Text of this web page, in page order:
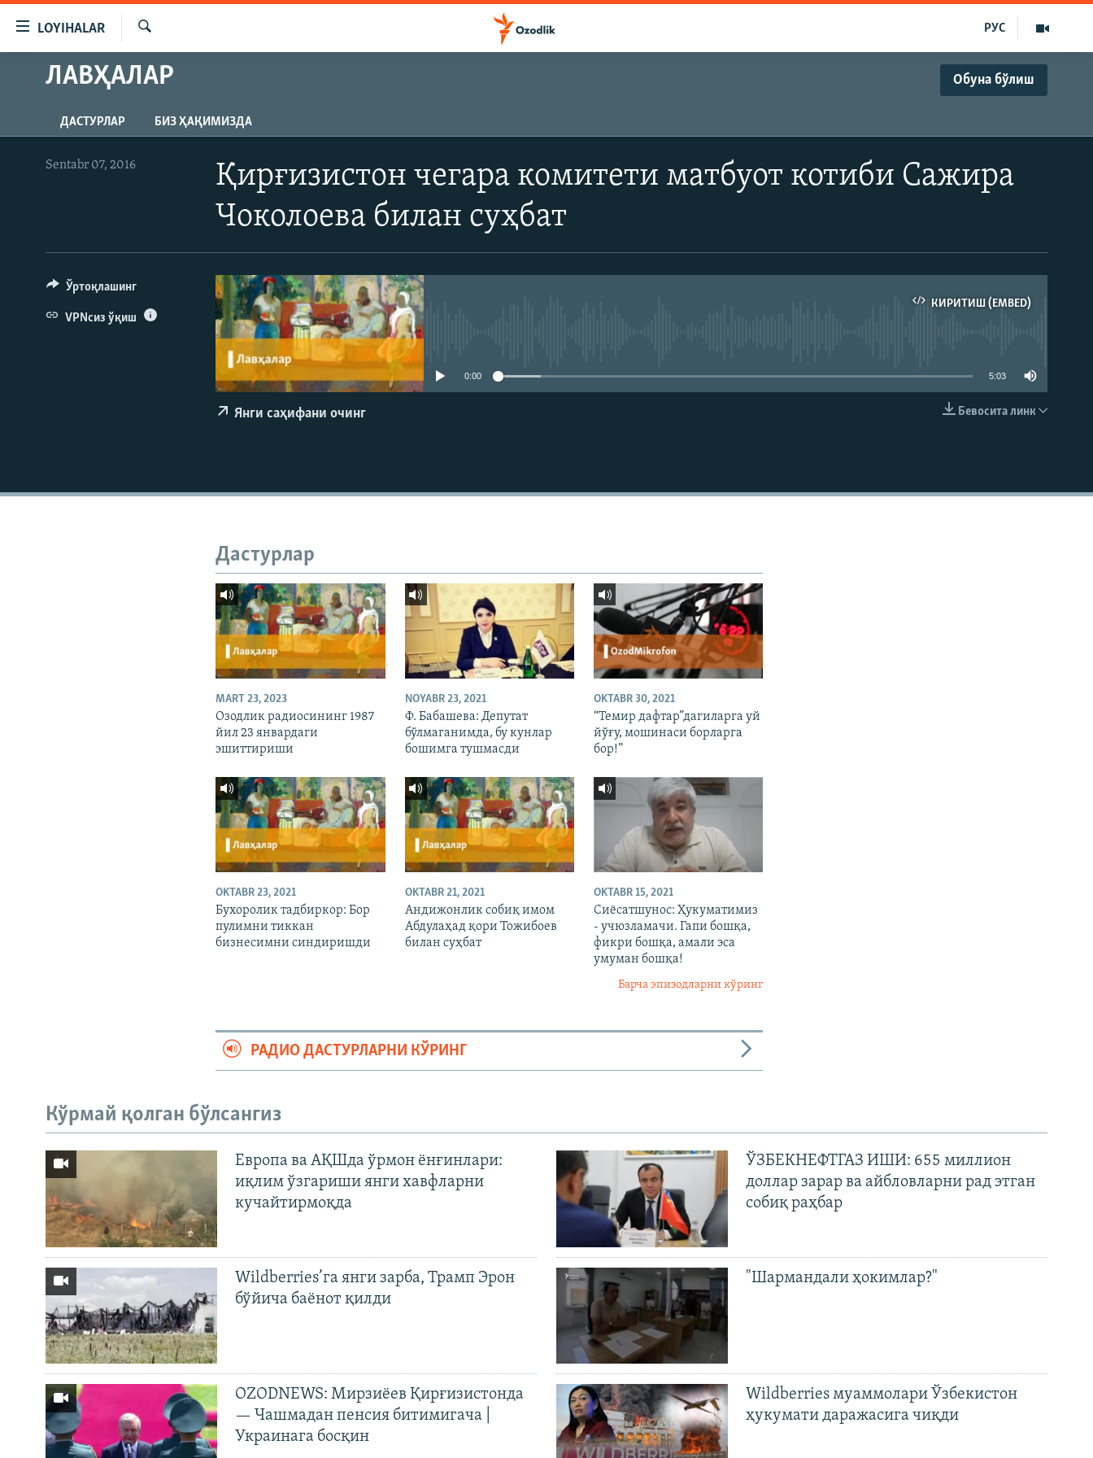
Бош
мавзуларга
навигацияга
ўтинг
Қидиришга
LOYIHALAR
OZODLIK SURISHTIRUVLARI
OZODARXIV
РУС
ЛАВҲАЛАР Обуна бўлиш
Apple подкастлар
ДАСТУРЛАР БИЗ ҲАҚИМИЗДА
Қирғизистон чегара комитети матбуот котиби Сажира
Чоколоева билан суҳбат
Sentabr 07, 2016
КИРИТИШ (EMBED)
0:00 5:03
Бевосита линк
Янги саҳифани очинг
Ўртоқлашинг
VPNсиз ўқиш
Дастурлар
MART 23, 2023
Озодлик радиосининг 1987
йил 23 январдаги
эшиттириши
NOYABR 23, 2021
Ф. Бабашева: Депутат
бўлмаганимда, бу кунлар
бошимга тушмасди
OKTABR 30, 2021
“Темир дафтар”дагиларга уй
йўғу, мошинаси борларга
бор!”
OKTABR 23, 2021
Бухоролик тадбиркор: Бор
пулимни тиккан
бизнесимни синдиришди
OKTABR 21, 2021
Андижонлик собиқ имом
Абдулаҳад қори Тожибоев
билан суҳбат
OKTABR 15, 2021
Сиёсатшунос: Ҳукуматимиз
- учюзламачи. Гапи бошқа,
фикри бошқа, амали эса
умуман бошқа!
Барча эпизодларни кўринг
РАДИО ДАСТУРЛАРНИ КЎРИНГ
Кўрмай қолган бўлсангиз
Европа ва АҚШда ўрмон ёнғинлари:
иқлим ўзгариши янги хавфларни
кучайтирмоқда
Wildberries’га янги зарба, Трамп Эрон
бўйича баёнот қилди
OZODNEWS: Мирзиёев Қирғизистонда
— Чашмадан пенсия битимигача |
Украинага босқин
ЎЗБЕКНЕФТГАЗ ИШИ: 655 миллион
доллар зарар ва айбловларни рад этган
собиқ раҳбар
"Шармандали ҳокимлар?"
Wildberries муаммолари Ўзбекистон
ҳукумати даражасига чиқди